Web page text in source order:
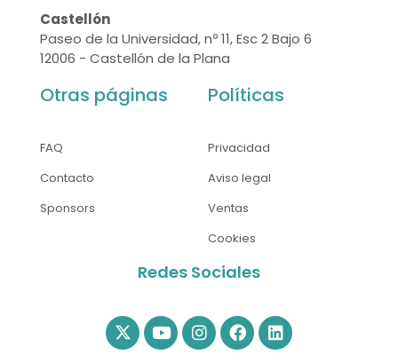
Castellón
Paseo de la Universidad, nº 11, Esc 2 Bajo 6
12006 - Castellón de la Plana
Otras páginas
FAQ
Contacto
Sponsors
Políticas
Privacidad
Aviso legal
Ventas
Cookies
Redes Sociales